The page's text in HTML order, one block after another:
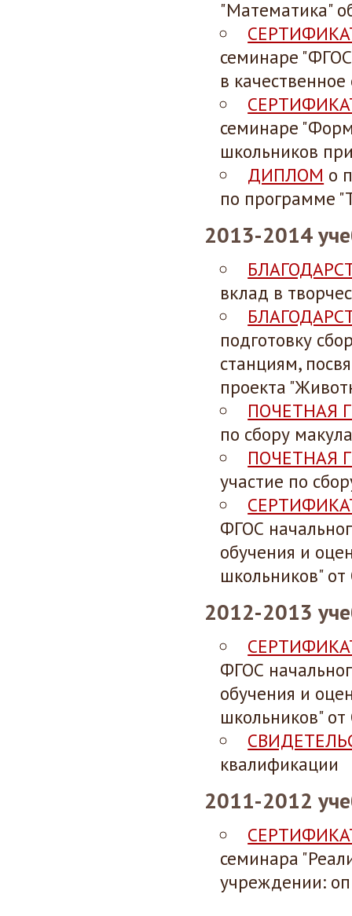
"Математика"
семинаре
в
семинаре
школьников
ДИПЛОМ о
по программе
2013-2014
вклад в
подготовку
станциям,
проекта
ПОЧЕТНАЯ
по сбору
ПОЧЕТНАЯ
участие по
ФГОС
обучения и
школьников"
2012-2013
ФГОС
обучения и
школьников"
квалификации
2011-2012
семинара
учреждении: